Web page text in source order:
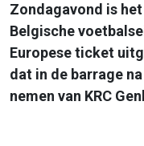
Zondagavond is
Belgische
Europese ticket
dat in de barrage
nemen van KRC